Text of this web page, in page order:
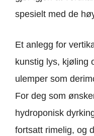
spesielt med de
Et anlegg for
kunstig lys, kjøling
ulemper som
For deg som
hydroponisk
fortsatt rimelig, og